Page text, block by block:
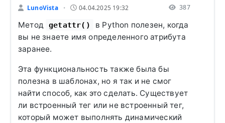
LunoVista • 04.04.2025 19:32 387
Метод getattr()
в Python полезен, когда
вы не знаете имя определенного атрибута
заранее.
Эта функциональность также была бы
полезна в шаблонах, но я так и не смог
найти способ, как это сделать. Существует
ли встроенный тег или не встроенный тег,
который может выполнять динамический